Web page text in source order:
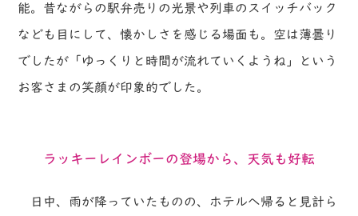
能。昔ながらの駅弁売りの光景や列車のスイッチバック
なども目にして、懐かしさを感じる場面も。空は薄曇り
でしたが「ゆっくりと時間が流れていくようね」という
お客さまの笑顔が印象的でした。
ラッキーレインボーの登場から、天気も好転
日中、雨が降っていたものの、ホテルへ帰ると見計ら